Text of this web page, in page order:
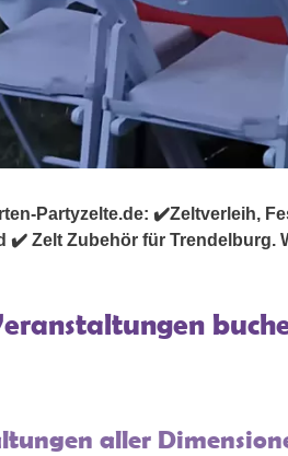
Partyzelte.de: ✔️Zeltverleih,
✔️ Zelt Zubehör für Trendelburg.
aller